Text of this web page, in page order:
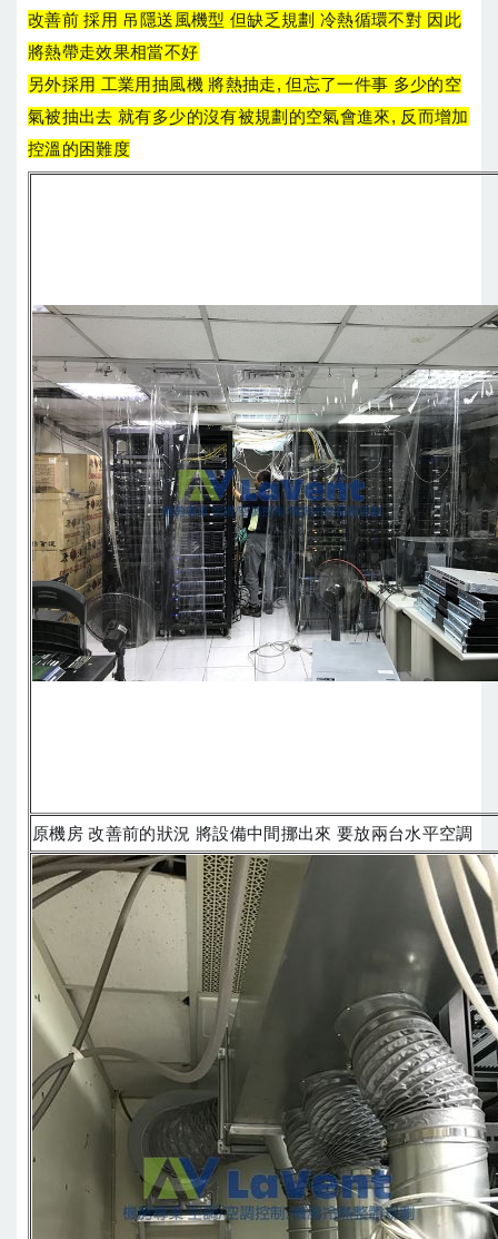
改善前 採用 吊隱送風機型 但缺乏規劃 冷熱循環不對 因此
將熱帶走效果相當不好
另外採用 工業用抽風機 將熱抽走, 但忘了一件事 多少的空
氣被抽出去 就有多少的沒有被規劃的空氣會進來, 反而增加
控溫的困難度
原機房 改善前的狀況 將設備中間挪出來 要放兩台水平空調